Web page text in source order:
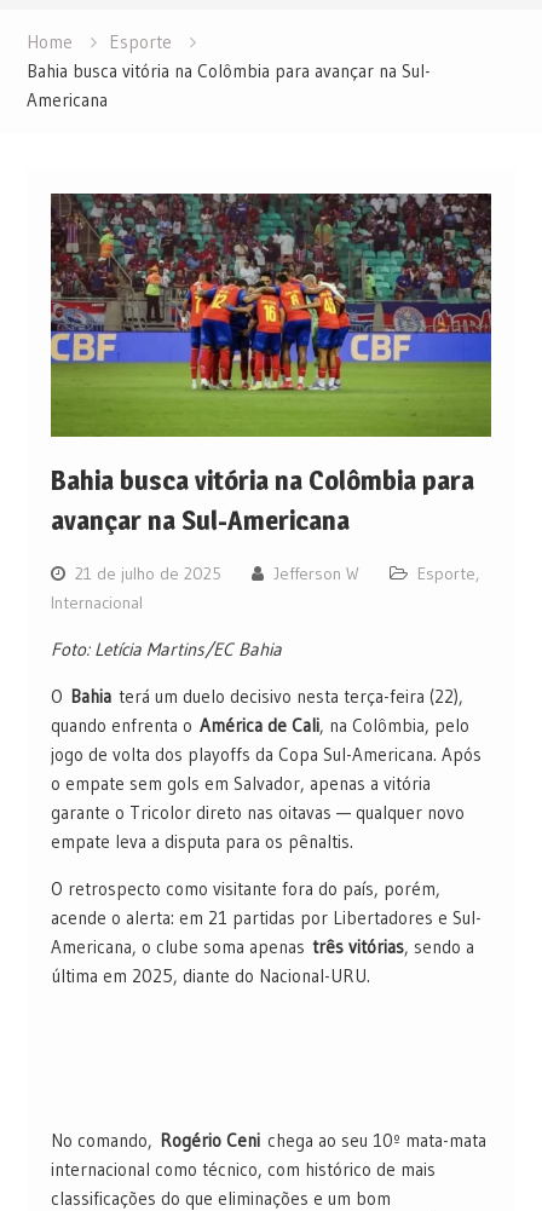
Home
Esporte
Bahia busca vitória na Colômbia para avançar na Sul-
Americana
Bahia busca vitória na Colômbia para
avançar na Sul-Americana
21 de julho de 2025 Jefferson W Esporte,
Internacional
Foto: Letícia Martins/EC Bahia
O Bahiaterá um duelo decisivo nesta terça-feira (22),
quando enfrenta o América de Cali, na Colômbia, pelo
jogo de volta dos playoffs da Copa Sul-Americana. Após
o empate sem gols em Salvador, apenas a vitória
garante o Tricolor direto nas oitavas — qualquer novo
empate leva a disputa para os pênaltis.
O retrospecto como visitante fora do país, porém,
acende o alerta: em 21 partidas por Libertadores e Sul-
Americana, o clube soma apenas três vitórias, sendo a
última em 2025, diante do Nacional-URU.
No comando, Rogério Cenichega ao seu 10º mata-mata
internacional como técnico, com histórico de mais
classificações do que eliminações e um bom